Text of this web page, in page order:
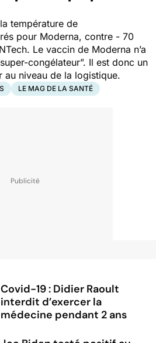
température de
pour Moderna, contre - 70
Le vaccin de Moderna n’a
congélateur”. Il est donc un
au niveau de la logistique.
LE MAG DE LA SANTÉ
Covid-19 : Didier Raoult
interdit d’exercer la
médecine pendant 2 ans